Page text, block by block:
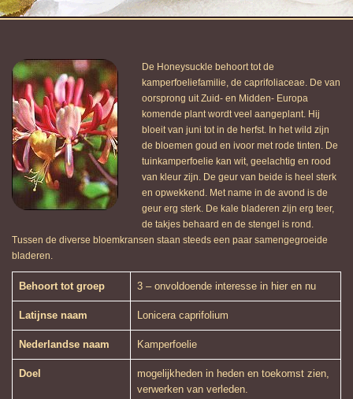
De Honeysuckle behoort tot de
kamperfoeliefamilie, de caprifoliaceae. De van
oorsprong uit Zuid- en Midden- Europa
komende plant wordt veel aangeplant. Hij
bloeit van juni tot in de herfst. In het wild zijn
de bloemen goud en ivoor met rode tinten. De
tuinkamperfoelie kan wit, geelachtig en rood
van kleur zijn. De geur van beide is heel sterk
en opwekkend. Met name in de avond is de
geur erg sterk. De kale bladeren zijn erg teer,
de takjes behaard en de stengel is rond.
Tussen de diverse bloemkransen staan steeds een paar samengegroeide
bladeren.
Behoort tot groep 3 – onvoldoende interesse in hier en nu
Latijnse naam Lonicera caprifolium
Nederlandse naam Kamperfoelie
Doel
mogelijkheden in heden en toekomst zien,
verwerken van verleden.